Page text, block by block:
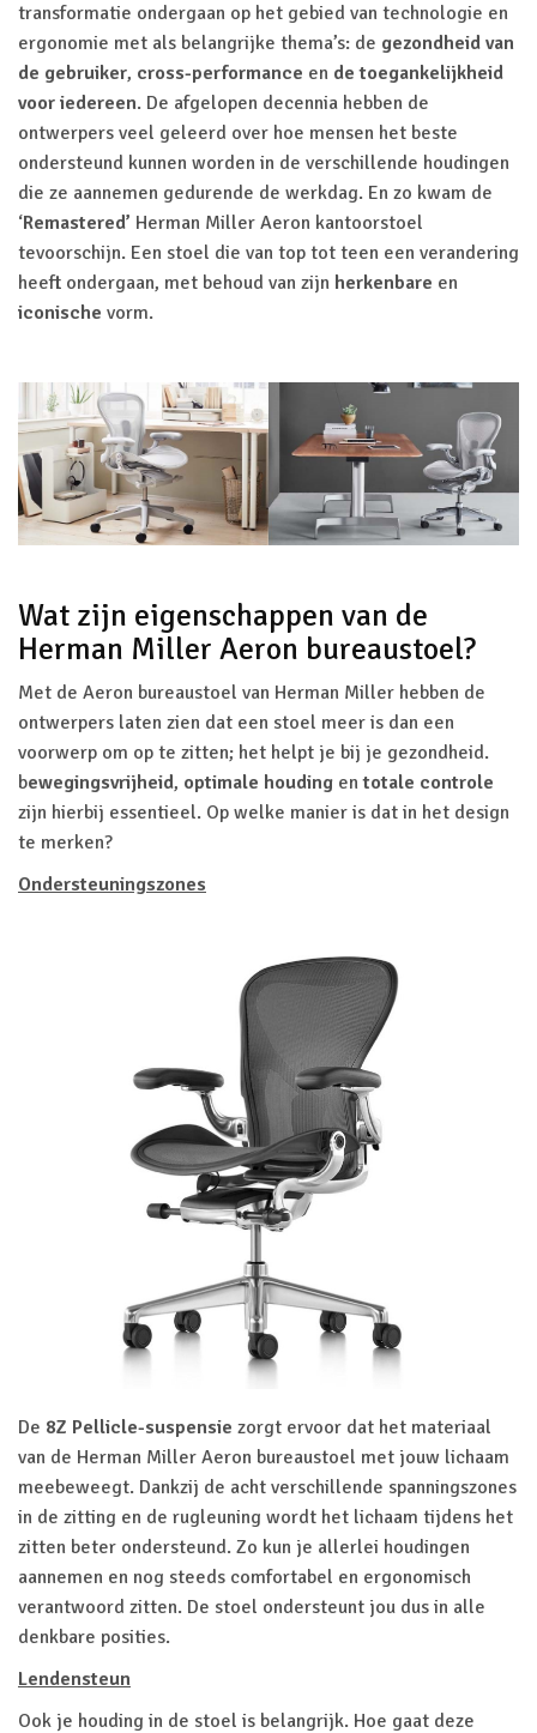
transformatie ondergaan op het gebied van technologie en
ergonomie met als belangrijke thema’s: de gezondheid van
de gebruiker, cross-performance en de toegankelijkheid
voor iedereen. De afgelopen decennia hebben de
ontwerpers veel geleerd over hoe mensen het beste
ondersteund kunnen worden in de verschillende houdingen
die ze aannemen gedurende de werkdag. En zo kwam de
‘Remastered’ Herman Miller Aeron kantoorstoel
tevoorschijn. Een stoel die van top tot teen een verandering
heeft ondergaan, met behoud van zijn herkenbare en
iconische vorm.
Wat zijn eigenschappen van de
Herman Miller Aeron bureaustoel?
Met de Aeron bureaustoel van Herman Miller hebben de
ontwerpers laten zien dat een stoel meer is dan een
voorwerp om op te zitten; het helpt je bij je gezondheid.
bewegingsvrijheid, optimale houding entotale controle
zijn hierbij essentieel. Op welke manier is dat in het design
te merken?
Ondersteuningszones
De 8Z Pellicle-suspensie zorgt ervoor dat het materiaal
van de Herman Miller Aeron bureaustoel met jouw lichaam
meebeweegt. Dankzij de acht verschillende spanningszones
in de zitting en de rugleuning wordt het lichaam tijdens het
zitten beter ondersteund. Zo kun je allerlei houdingen
aannemen en nog steeds comfortabel en ergonomisch
verantwoord zitten. De stoel ondersteunt jou dus in alle
denkbare posities.
Lendensteun
Ook je houding in de stoel is belangrijk. Hoe gaat deze